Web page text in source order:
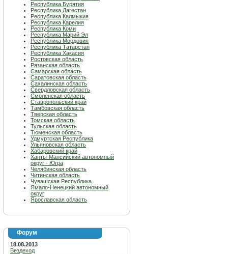
Республика Бурятия
Республика Дагестан
Республика Калмыкия
Республика Карелия
Республика Коми
Республика Марий Эл
Республика Мордовия
Республика Татарстан
Республика Хакасия
Ростовская область
Рязанская область
Самарская область
Саратовская область
Сахалинская область
Свердловская область
Смоленская область
Ставропольский край
Тамбовская область
Тверская область
Томская область
Тульская область
Тюменская область
Удмуртская Республика
Ульяновская область
Хабаровский край
Ханты-Мансийский автономный
округ - Югра
Челябинская область
Читинская область
Чувашская Республика
Ямало-Ненецкий автономный
округ
Ярославская область
Форум
18.08.2013
Вездеход